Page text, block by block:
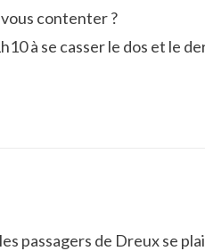
contenter ?
à se casser le dos et le
passagers de Dreux se